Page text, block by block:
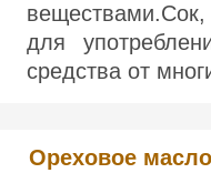
для
средства от
Ореховое